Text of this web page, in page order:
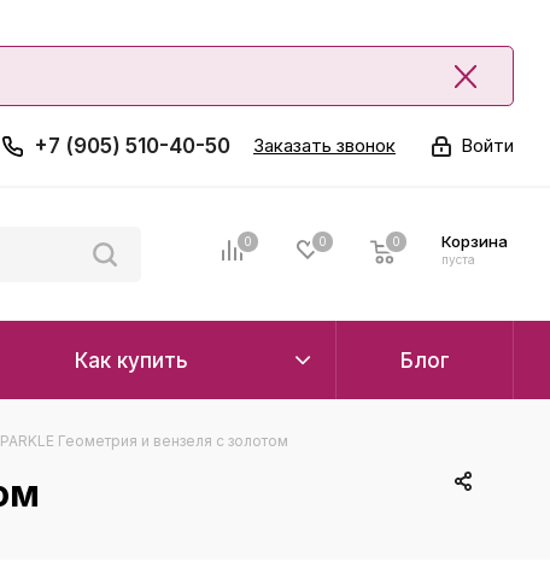
Войти
+7 (905) 510-40-50 Заказать звонок
0 0 Корзина
0
пуста
0
Как купить Блог
Геометрия и вензеля с золотом